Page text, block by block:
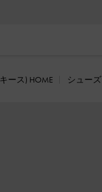
ース) HOME シューズ